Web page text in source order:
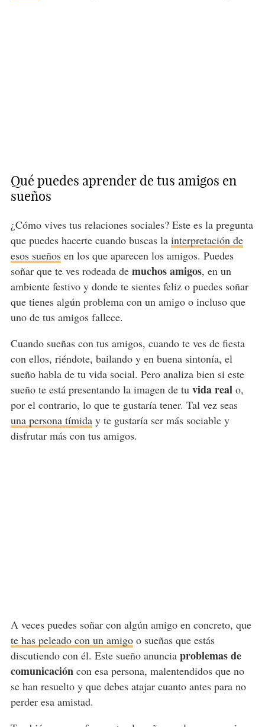
Qué puedes aprender de tus amigos en
sueños
¿Cómo vives tus relaciones sociales? Este es la pregunta
que puedes hacerte cuando buscas la interpretación de
esos sueñosen los que aparecen los amigos. Puedes
soñar que te ves rodeada de muchos amigos, en un
ambiente festivo y donde te sientes feliz o puedes soñar
que tienes algún problema con un amigo o incluso que
uno de tus amigos fallece.
Cuando sueñas con tus amigos, cuando te ves de fiesta
con ellos, riéndote, bailando y en buena sintonía, el
sueño habla de tu vida social. Pero analiza bien si este
sueño te está presentando la imagen de tu vida realo,
por el contrario, lo que te gustaría tener. Tal vez seas
una persona tímiday te gustaría ser más sociable y
disfrutar más con tus amigos.
A veces puedes soñar con algún amigo en concreto, que
te has peleado con un amigoo sueñas que estás
discutiendo con él. Este sueño anunciaproblemas de
comunicacióncon esa persona, malentendidos que no
se han resuelto y que debes atajar cuanto antes para no
perder esa amistad.